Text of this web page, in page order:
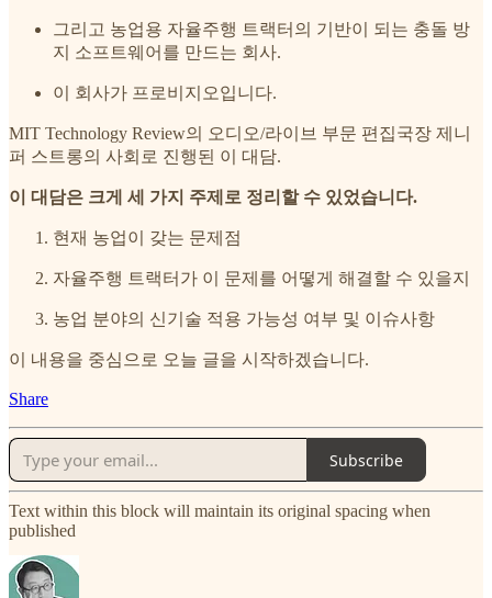
그리고 농업용 자율주행 트랙터의 기반이 되는 충돌 방
지 소프트웨어를 만드는 회사.
이 회사가 프로비지오입니다.
MIT Technology Review의 오디오/라이브 부문 편집국장 제니
퍼 스트롱의 사회로 진행된 이 대담.
이 대담은 크게 세 가지 주제로 정리할 수 있었습니다.
현재 농업이 갖는 문제점
자율주행 트랙터가 이 문제를 어떻게 해결할 수 있을지
농업 분야의 신기술 적용 가능성 여부 및 이슈사항
이 내용을 중심으로 오늘 글을 시작하겠습니다.
Share
Subscribe
Text within this block will maintain its original spacing when
published